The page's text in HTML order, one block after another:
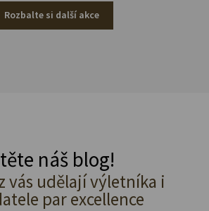
Rozbalte si další akce
náš blog!
vás udělají výletníka i
par excellence